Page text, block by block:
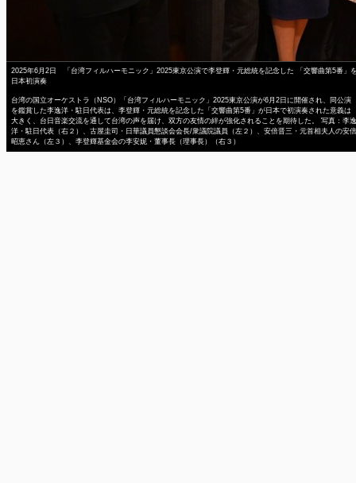
2025年6月2日 「台湾フィルハーモニック」2025東京公演で李登輝・元総統を記念した 「交響曲第5番」
日本初演奏
台湾の国立オーケストラ（NSO）「台湾フィルハーモニック」2025東京公演が6月2日に開催され、同公演
を鑑賞した李逸洋・駐日代表は、李登輝・元総統を記念した「交響曲第5番」が日本で初演奏された意義は
大きく、台日音楽交流を通して台湾の声を届け、双方の友情の絆が強化されることを期待した。 写真：李逸
洋・駐日代表（右２）、古屋圭司・日華議員懇談会会長/衆議院議員（左２）、安倍晋三・元首相夫人の安倍
昭恵さん（左３）、李登輝基金会の李安妮・董事長（理事長）（右３）